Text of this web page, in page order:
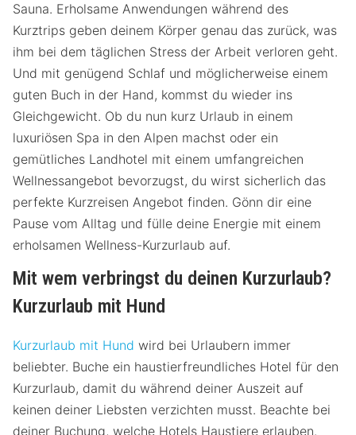
Sauna. Erholsame Anwendungen während des
Kurztrips geben deinem Körper genau das zurück, was
ihm bei dem täglichen Stress der Arbeit verloren geht.
Und mit genügend Schlaf und möglicherweise einem
guten Buch in der Hand, kommst du wieder ins
Gleichgewicht. Ob du nun kurz Urlaub in einem
luxuriösen Spa in den Alpen machst oder ein
gemütliches Landhotel mit einem umfangreichen
Wellnessangebot bevorzugst, du wirst sicherlich das
perfekte Kurzreisen Angebot finden. Gönn dir eine
Pause vom Alltag und fülle deine Energie mit einem
erholsamen Wellness-Kurzurlaub auf.
Mit wem verbringst du deinen Kurzurlaub?
Kurzurlaub mit Hund
Kurzurlaub mit Hund wird bei Urlaubern immer
beliebter. Buche ein haustierfreundliches Hotel für den
Kurzurlaub, damit du während deiner Auszeit auf
keinen deiner Liebsten verzichten musst. Beachte bei
deiner Buchung, welche Hotels Haustiere erlauben.